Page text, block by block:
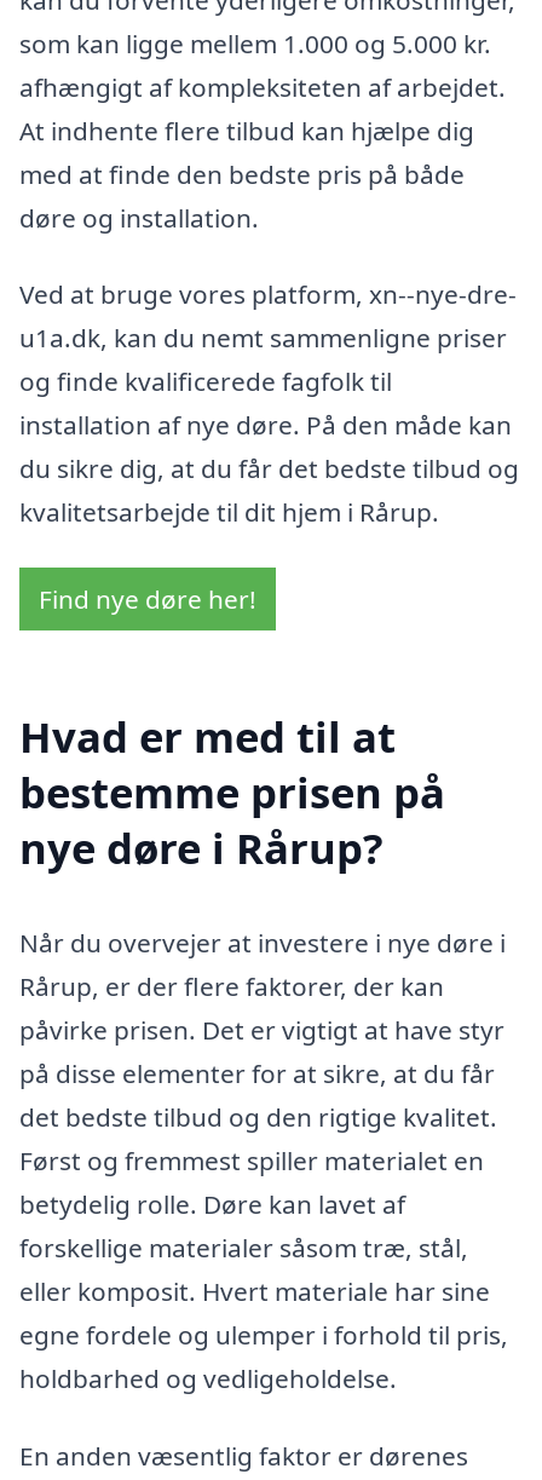
som kan ligge mellem 1.000 og 5.000 kr.
afhængigt af kompleksiteten af arbejdet.
At indhente flere tilbud kan hjælpe dig
med at finde den bedste pris på både
døre og installation.
Ved at bruge vores platform, xn--nye-dre-
u1a.dk, kan du nemt sammenligne priser
og finde kvalificerede fagfolk til
installation af nye døre. På den måde kan
du sikre dig, at du får det bedste tilbud og
kvalitetsarbejde til dit hjem i Rårup.
Find nye døre her!
Hvad er med til at
bestemme prisen på
nye døre i Rårup?
Når du overvejer at investere i nye døre i
Rårup, er der flere faktorer, der kan
påvirke prisen. Det er vigtigt at have styr
på disse elementer for at sikre, at du får
det bedste tilbud og den rigtige kvalitet.
Først og fremmest spiller materialet en
betydelig rolle. Døre kan lavet af
forskellige materialer såsom træ, stål,
eller komposit. Hvert materiale har sine
egne fordele og ulemper i forhold til pris,
holdbarhed og vedligeholdelse.
En anden væsentlig faktor er dørenes